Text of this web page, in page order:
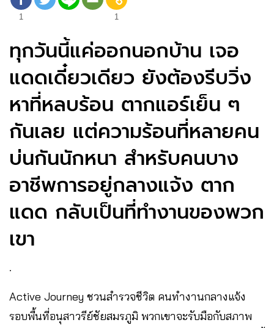
1 1
ทุกวันนี้แค่ออกนอกบ้าน เจอ
แดดเดี๋ยวเดียว ยังต้องรีบวิ่ง
หาที่หลบร้อน ตากแอร์เย็น ๆ
กันเลย แต่ความร้อนที่หลายคน
บ่นกันนักหนา สำหรับคนบาง
อาชีพการอยู่กลางแจ้ง ตาก
แดด กลับเป็นที่ทำงานของพวก
เขา
.
Active Journey ชวนสำรวจชีวิต คนทำงานกลางแจ้ง
รอบพื้นที่อนุสาวรีย์ชัยสมรภูมิ พวกเขาจะรับมือกับสภาพ